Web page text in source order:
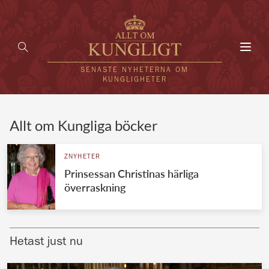
SENASTE NYHETERNA OM
KUNGLIGHETER
UTLÄNDSKT
VÄRLDENS KUNGAHUS
Brittiska kungahuset
Allt om Kungliga böcker
ZNYHETER
Prinsessan Christinas härliga
överraskning
Hetast just nu